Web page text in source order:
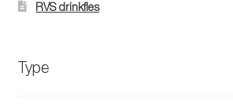
RVS drinkfles
Type